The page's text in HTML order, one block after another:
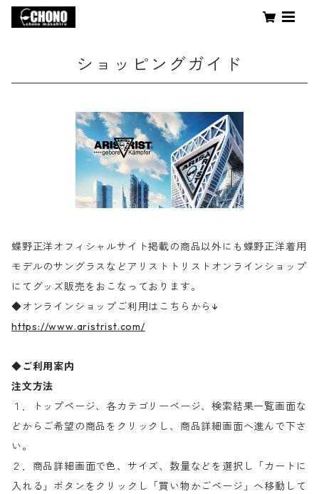
ショッピングガイド
蝶野正洋オフィシャルサイト掲載の商品以外にも蝶野正洋着用
モデルのサングラスなどアリストトリストオンラインショップ
にてグッズ販売をおこなっております。
◆オンラインショップご利用はこちらから↓
https://www.aristrist.com/
◆ご利用案内
注文方法
１．トップページ、各カテゴリーページ、検索結果一覧画面な
どからご希望の商品をクリックし、商品詳細画面へ進んで下さ
い。
２．商品詳細画面で色、サイズ、数量などを選択し「カートに
入れる」ボタンをクリックし「買い物かごページ」へ移動して